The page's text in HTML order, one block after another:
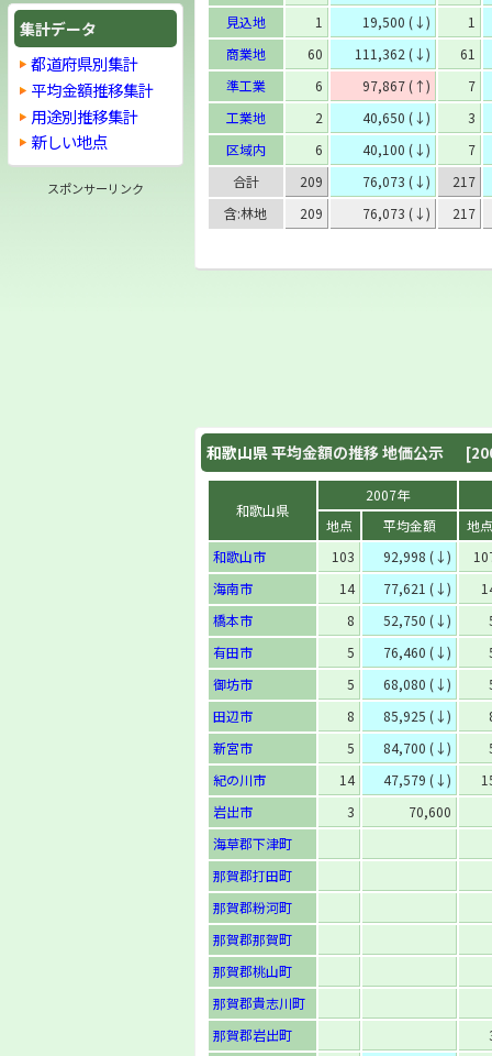
見込地
1 19,500 (↓)
1
商業地
60 111,362 (↓)
61
準工業
6 97,867 (↑)
7
工業地
2 40,650 (↓)
3
区域内
6 40,100 (↓)
7
合計
209 76,073 (↓)
217
含:林地
209 76,073 (↓) 217
和歌山県平均金額の推移 地価公示
和歌山県
2007年
地点
平均金額
地
和歌山市
103 92,998 (↓)
海南市
14 77,621 (↓)
橋本市
8 52,750 (↓)
有田市
5 76,460 (↓)
御坊市
5 68,080 (↓)
田辺市
8 85,925 (↓)
新宮市
5 84,700 (↓)
紀の川市
14 47,579 (↓)
岩出市
3
70,600
海草郡下津町
那賀郡打田町
那賀郡粉河町
那賀郡那賀町
那賀郡桃山町
那賀郡貴志川町
那賀郡岩出町
集計データ
都道府県別集計
平均金額推移集計
用途別推移集計
新しい地点
スポンサーリンク